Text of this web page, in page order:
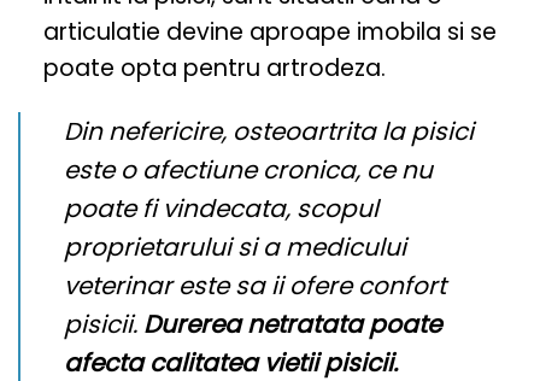
articulatie devine aproape imobila si se
poate opta pentru artrodeza.
Din nefericire, osteoartrita la pisici
este o afectiune cronica, ce nu
poate fi vindecata, scopul
proprietarului si a medicului
veterinar este sa ii ofere confort
pisicii. Durerea netratata poate
afecta calitatea vietii pisicii.